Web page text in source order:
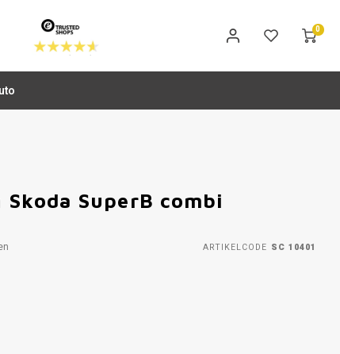
0
SuperB combi
ARTIKELCODE SC 10401